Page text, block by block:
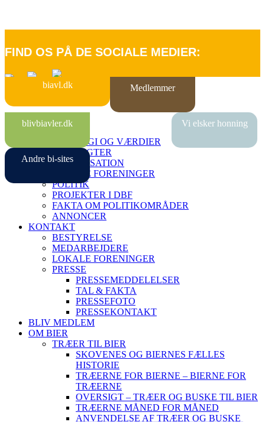
FIND OS PÅ DE SOCIALE MEDIER:
biavl.dk Medlemmer
blivbiavler.dk Vi elsker honning
Andre bi-sites
FORSIDE
STRATEGI OG VÆRDIER
VEDTÆGTER
ORGANISATION
LOKALE FORENINGER
POLITIK
PROJEKTER I DBF
FAKTA OM POLITIKOMRÅDER
ANNONCER
KONTAKT
BESTYRELSE
MEDARBEJDERE
LOKALE FORENINGER
PRESSE
PRESSEMEDDELELSER
TAL & FAKTA
PRESSEFOTO
PRESSEKONTAKT
BLIV MEDLEM
OM BIER
TRÆER TIL BIER
SKOVENES OG BIERNES FÆLLES
HISTORIE
TRÆERNE FOR BIERNE – BIERNE FOR
TRÆERNE
OVERSIGT – TRÆER OG BUSKE TIL BIER
TRÆERNE MÅNED FOR MÅNED
ANVENDELSE AF TRÆER OG BUSKE